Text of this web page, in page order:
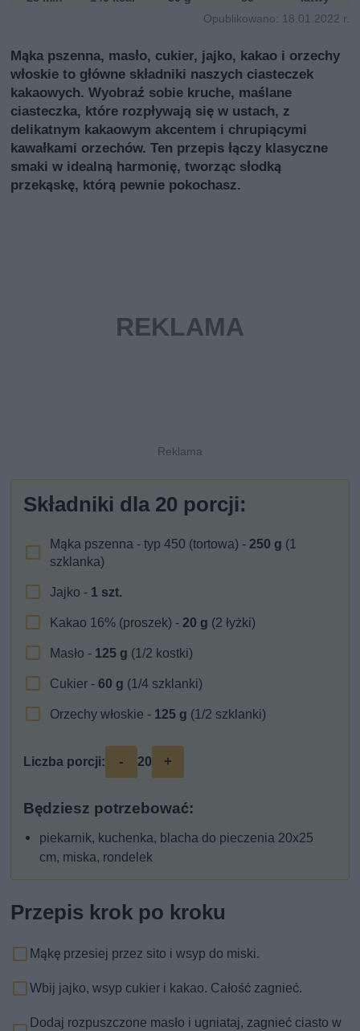
Opublikowano: 18.01.2022 r.
Mąka pszenna, masło, cukier, jajko, kakao i orzechy
włoskie to główne składniki naszych ciasteczek
kakaowych. Wyobraź sobie kruche, maślane
ciasteczka, które rozpływają się w ustach, z
delikatnym kakaowym akcentem i chrupiącymi
kawałkami orzechów. Ten przepis łączy klasyczne
smaki w idealną harmonię, tworząc słodką
przekąskę, którą pewnie pokochasz.
Składniki dla 20 porcji:
Mąka pszenna - typ 450 (tortowa) -250 g (1
szklanka)
Jajko - 1 szt.
Kakao 16% (proszek) -20 g (2 łyżki)
Masło - 125 g (1/2 kostki)
Cukier -60 g (1/4 szklanki)
Orzechy włoskie - 125 g (1/2 szklanki)
Liczba porcji: - 20 +
Będziesz potrzebować:
piekarnik, kuchenka, blacha do pieczenia 20x25
cm, miska, rondelek
Przepis krok po kroku
Mąkę przesiej przez sito i wsyp do miski.
Wbij jajko, wsyp cukier i kakao. Całość zagnieć.
Dodaj rozpuszczone masło i ugniataj, zagnieć ciasto w